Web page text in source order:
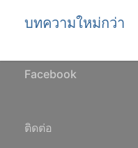
บทความใหม่กว่า
Facebook
ติดต่อ